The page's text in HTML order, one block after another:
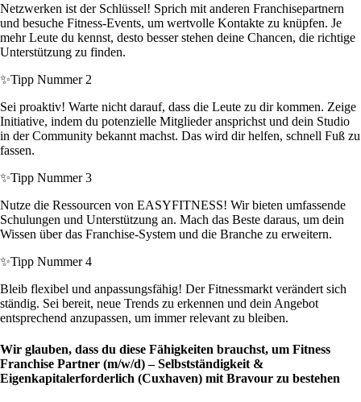
Netzwerken ist der Schlüssel! Sprich mit anderen Franchisepartnern
und besuche Fitness-Events, um wertvolle Kontakte zu knüpfen. Je
mehr Leute du kennst, desto besser stehen deine Chancen, die richtige
Unterstützung zu finden.
✨Tipp Nummer 2
Sei proaktiv! Warte nicht darauf, dass die Leute zu dir kommen. Zeige
Initiative, indem du potenzielle Mitglieder ansprichst und dein Studio
in der Community bekannt machst. Das wird dir helfen, schnell Fuß zu
fassen.
✨Tipp Nummer 3
Nutze die Ressourcen von EASYFITNESS! Wir bieten umfassende
Schulungen und Unterstützung an. Mach das Beste daraus, um dein
Wissen über das Franchise-System und die Branche zu erweitern.
✨Tipp Nummer 4
Bleib flexibel und anpassungsfähig! Der Fitnessmarkt verändert sich
ständig. Sei bereit, neue Trends zu erkennen und dein Angebot
entsprechend anzupassen, um immer relevant zu bleiben.
Wir glauben, dass du diese Fähigkeiten brauchst, um Fitness
Franchise Partner (m/w/d) – Selbstständigkeit &
Eigenkapitalerforderlich (Cuxhaven) mit Bravour zu bestehen